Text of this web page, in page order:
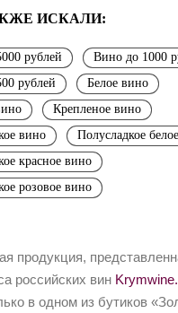
ИСКАЛИ:
рублей
Вино до 1000
рублей
Белое вино
Крепленое вино
вино
Полусладкое
красное вино
розовое вино
продукция,
российских вин
в одном из бутиков